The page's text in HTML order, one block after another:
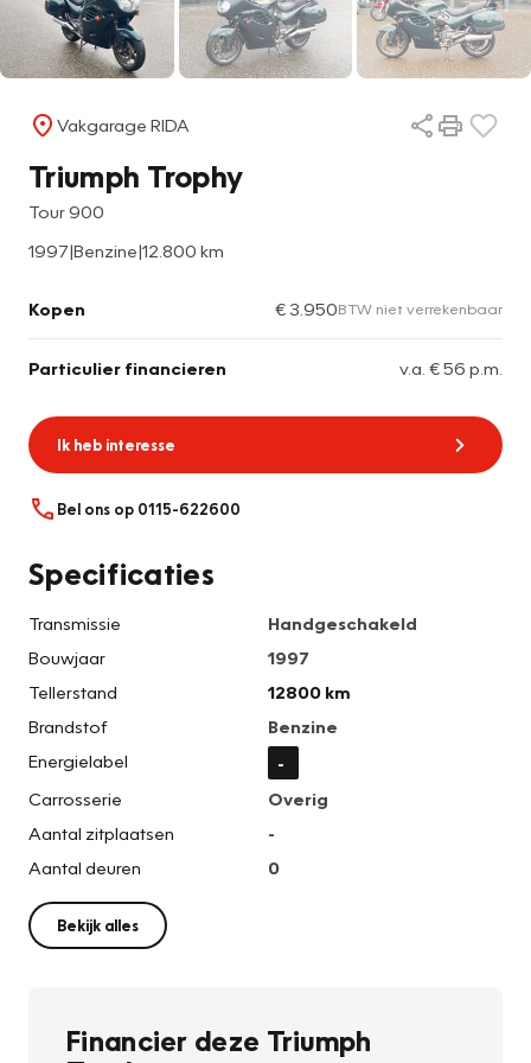
Vakgarage RIDA
Triumph Trophy
Tour 900
1997|Benzine|12.800 km
Kopen € 3.950BTW niet verrekenbaar
Particulier financieren v.a. € 56 p.m.
Ik heb interesse
Bel ons op 0115-622600
Specificaties
Transmissie
Handgeschakeld
Bouwjaar
1997
Tellerstand
12800 km
Brandstof
Benzine
Energielabel
-
Carrosserie
Overig
Aantal zitplaatsen
-
Aantal deuren
0
Bekijk alles
Financier deze Triumph